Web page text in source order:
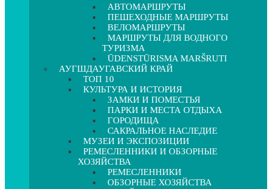
АВТОМАРШРУТЫ
ПЕШЕХОДНЫЕ МАРШРУТЫ
ВЕЛОМАРШРУТЫ
МАРШРУТЫ ДЛЯ ВОДНОГО
ТУРИЗМА
ŪDENSTŪRISMA MARŠRUTI
АУГШДАУГАВСКИЙ КРАЙ
ТОП 10
КУЛЬТУРА И ИСТОРИЯ
ЗАМКИ И ПОМЕСТЬЯ
ПАРКИ И МЕСТА ОТДЫХА
ГОРОДИЩА
САКРАЛЬНОЕ НАСЛЕДИЕ
МУЗЕИ И ЭКСПОЗИЦИИ
РЕМЕСЛЕННИКИ И ОБЗОРНЫЕ
ХОЗЯЙСТВА
РЕМЕСЛЕННИКИ
ОБЗОРНЫЕ ХОЗЯЙСТВА